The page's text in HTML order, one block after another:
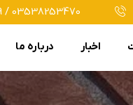
/ 03538253470
اخبار درباره ما